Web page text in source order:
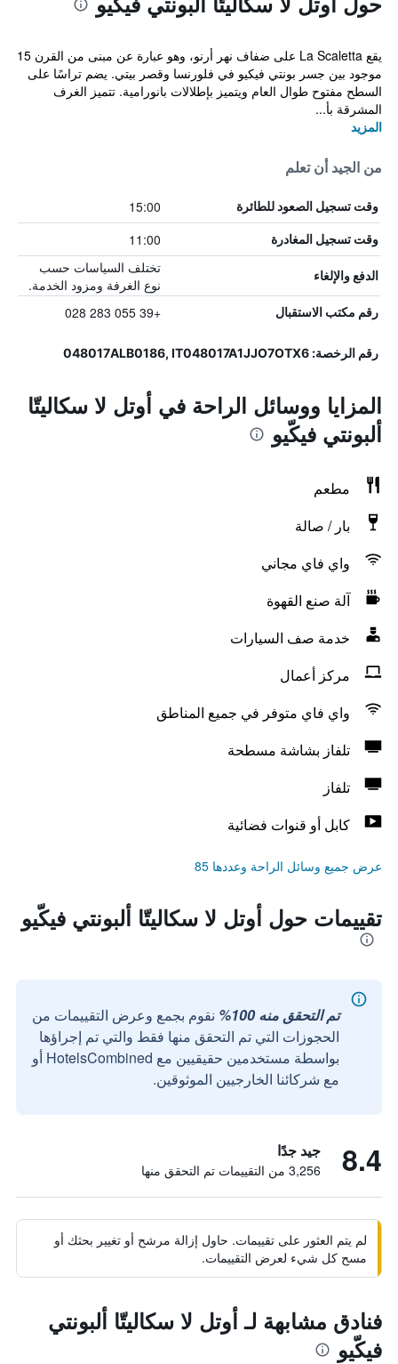
يقع La Scaletta على ضفاف نهر أرنو، وهو عبارة عن مبنى من القرن 15
موجود بين جسر بونتي فيكيو في فلورنسا وقصر بيتي. يضم تراسًا على
السطح مفتوح طوال العام ويتميز بإطلالات بانورامية. تتميز الغرف
المشرقة بأ...
المزيد
من الجيد أن تعلم
وقت تسجيل الصعود للطائرة 15:00
وقت تسجيل المغادرة 11:00
الدفع والإلغاء
تختلف السياسات حسب
نوع الغرفة ومزود الخدمة.
رقم مكتب الاستقبال +39 055 283 028
رقم الرخصة: 048017ALB0186, IT048017A1JJO7OTX6
المزايا ووسائل الراحة في أوتل لا سكاليتّا
ألبونتي فيكّيو
مطعم
بار / صالة
واي فاي مجاني
آلة صنع القهوة
خدمة صف السيارات
مركز أعمال
واي فاي متوفر في جميع المناطق
تلفاز بشاشة مسطحة
تلفاز
كابل أو قنوات فضائية
عرض جميع وسائل الراحة وعددها 85
تقييمات حول أوتل لا سكاليتّا ألبونتي فيكّيو
تم التحقق منه 100%
نقوم بجمع وعرض التقييمات من
الحجوزات التي تم التحقق منها فقط والتي تم إجراؤها
بواسطة مستخدمين حقيقيين مع HotelsCombined أو
مع شركائنا الخارجيين الموثوقين.
8.4 جيد جدًا
3,256 من التقييمات تم التحقق منها
لم يتم العثور على تقييمات. حاول إزالة مرشح أو تغيير بحثك أو
مسح كل شيء لعرض التقييمات.
فنادق مشابهة لـ أوتل لا سكاليتّا ألبونتي
فيكّيو